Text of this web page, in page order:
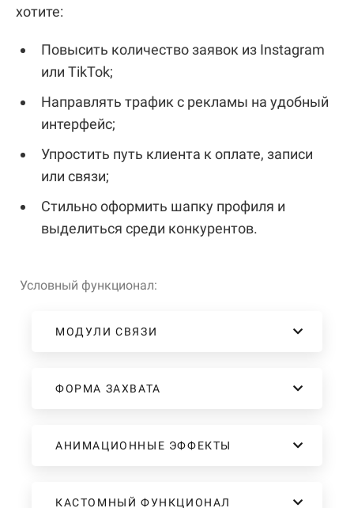
хотите:
Повысить количествозаявок из Instagram
или TikTok;
Направлять трафикс рекламы на удобный
интерфейс;
Упростить путь клиента коплате, записи
или связи;
Стильнооформить шапку профиля и
выделиться среди конкурентов.
Условный функционал:
МОДУЛИ СВЯЗИ
ФОРМА ЗАХВАТА
АНИМАЦИОННЫЕ ЭФФЕКТЫ
КАСТОМНЫЙ ФУНКЦИОНАЛ